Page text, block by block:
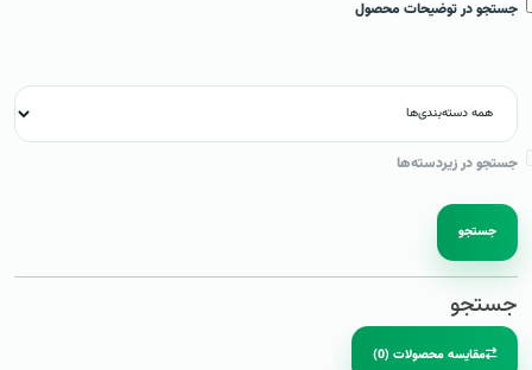
جستجو در توضیحات محصول
جستجو در زیردسته‌ها
جستجو
جستجو
مقایسه محصولات (0)